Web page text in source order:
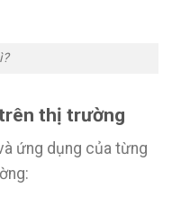
thị trường
ứng dụng của từng